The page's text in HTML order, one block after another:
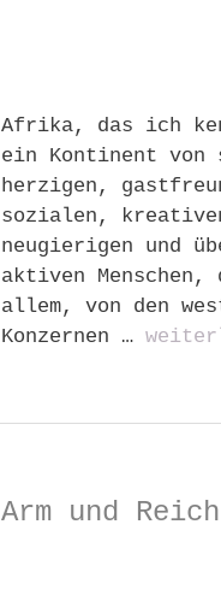
Afrika, das ich
ein Kontinent von
herzigen,
sozialen,
neugierigen und
aktiven
allem, von den
Konzernen …
Arm und Reich